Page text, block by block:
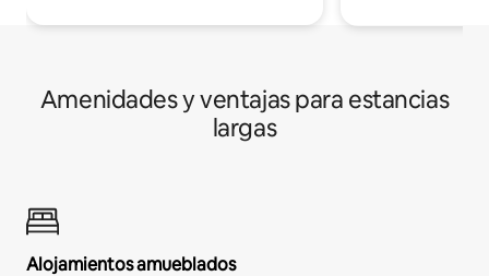
Amenidades y ventajas para estancias
largas
Alojamientos amueblados